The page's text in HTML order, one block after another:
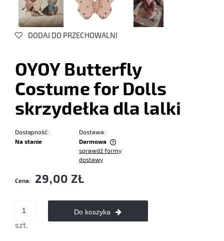
DODAJ DO PRZECHOWALNI
OYOY Butterfly
Costume for Dolls
skrzydełka dla lalki
Dostępność:
Na stanie
Dostawa:
Darmowa
Cena nie zawiera ewentualnych kosztów płatności
sprawdź formy
dostawy
Cena: 29,00 ZŁ
szt.
Do koszyka